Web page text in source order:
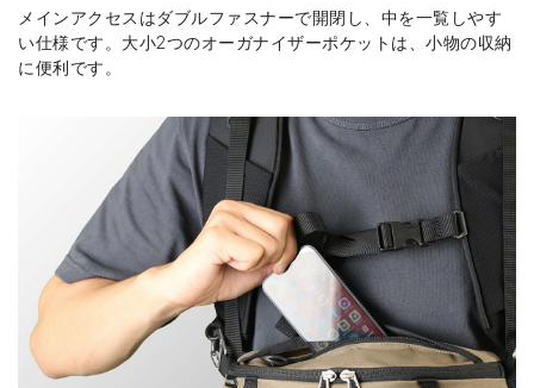
メインアクセスはダブルファスナーで開閉し、中を一覧しやす
い仕様です。大小2つのオーガナイザーポケットは、小物の収納
に便利です。